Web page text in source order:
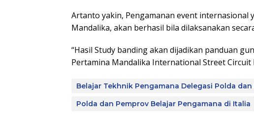
Artanto yakin, Pengamanan event internasional
Mandalika, akan berhasil bila dilaksanakan
“Hasil Study banding akan dijadikan panduan
Pertamina Mandalika International Street Circuit
Belajar Tekhnik Pengamana Delegasi Polda
Polda dan Pemprov Belajar Pengamana di Italia